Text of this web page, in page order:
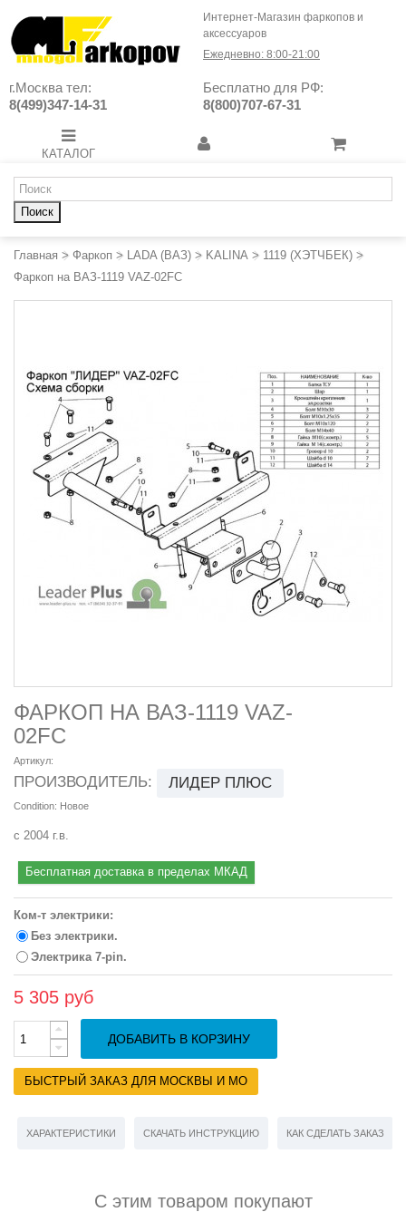
Интернет-Магазин фаркопов и
аксессуаров
Ежедневно: 8:00-21:00
г.Москва тел:
8(499)347-14-31
Бесплатно для РФ:
8(800)707-67-31
КАТАЛОГ
Поиск
Главная > Фаркоп > LADA (ВАЗ) > KALINA > 1119 (ХЭТЧБЕК) >
Фаркоп на ВАЗ-1119 VAZ-02FC
ФАРКОП НА ВАЗ-1119 VAZ-
02FC
Артикул:
ПРОИЗВОДИТЕЛЬ: ЛИДЕР ПЛЮС
Condition: Новое
с 2004 г.в.
Бесплатная доставка в пределах МКАД
Ком-т электрики:
Без электрики.
Электрика 7-pin.
5 305 руб
ДОБАВИТЬ В КОРЗИНУ
БЫСТРЫЙ ЗАКАЗ ДЛЯ МОСКВЫ И МО
ХАРАКТЕРИСТИКИ СКАЧАТЬ ИНСТРУКЦИЮ КАК СДЕЛАТЬ ЗАКАЗ
С этим товаром покупают